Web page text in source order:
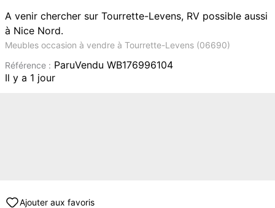
A venir chercher sur Tourrette-Levens, RV possible aussi
à Nice Nord.
Meubles occasion à vendre à Tourrette-Levens (06690)
Référence : ParuVendu WB176996104
Il y a 1 jour
Ajouter aux favoris